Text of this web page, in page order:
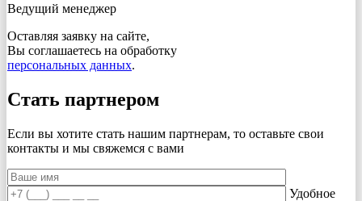
Ведущий менеджер
Оставляя заявку на сайте,
Вы соглашаетесь на обработку
персональных данных.
Стать партнером
Если вы хотите стать нашим партнерам, то оставьте свои
контакты и мы свяжемся с вами
Удобное